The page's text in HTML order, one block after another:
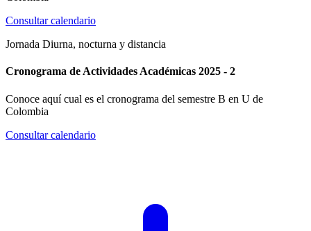
Consultar calendario
Jornada Diurna, nocturna y distancia
Cronograma de Actividades Académicas 2025 - 2
Conoce aquí cual es el cronograma del semestre B en U de
Colombia
Consultar calendario